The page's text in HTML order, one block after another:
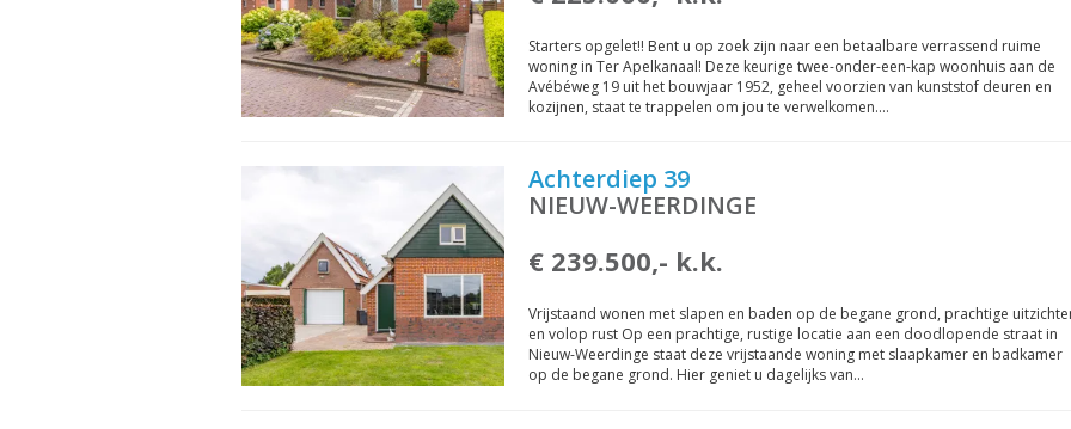
Starters opgelet!! Bent u op zoek zijn naar een betaalbare verrassend ruime
woning in Ter Apelkanaal! Deze keurige twee-onder-een-kap woonhuis aan de
Avébéweg 19 uit het bouwjaar 1952, geheel voorzien van kunststof deuren en
kozijnen, staat te trappelen om jou te verwelkomen.…
Achterdiep 39
NIEUW-WEERDINGE
€ 239.500,- k.k.
Vrijstaand wonen met slapen en baden op de begane grond, prachtige
en volop rust Op een prachtige, rustige locatie aan een doodlopende straat in
Nieuw-Weerdinge staat deze vrijstaande woning met slaapkamer en badkamer
op de begane grond. Hier geniet u dagelijks van…